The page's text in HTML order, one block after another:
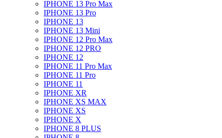
IPHONE 13 Pro Max
IPHONE 13 Pro
IPHONE 13
IPHONE 13 Mini
IPHONE 12 Pro Max
IPHONE 12 PRO
IPHONE 12
IPHONE 11 Pro Max
IPHONE 11 Pro
IPHONE 11
IPHONE XR
IPHONE XS MAX
IPHONE XS
IPHONE X
IPHONE 8 PLUS